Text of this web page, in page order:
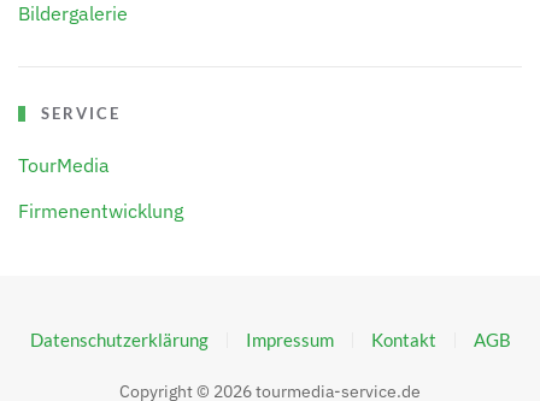
Bildergalerie
SERVICE
TourMedia
Firmenentwicklung
Datenschutzerklärung Impressum Kontakt AGB
Copyright © 2026tourmedia-service.de